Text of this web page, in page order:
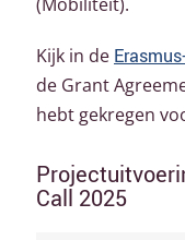
Kijk in de
de Grant
hebt gekregen
Call 2025